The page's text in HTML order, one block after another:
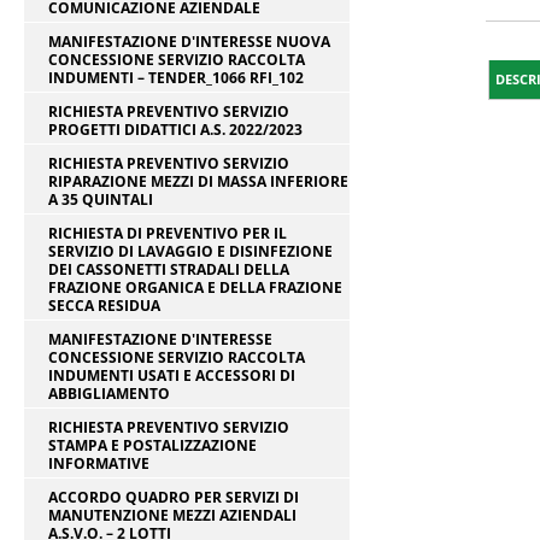
COMUNICAZIONE AZIENDALE
MANIFESTAZIONE D'INTERESSE NUOVA
CONCESSIONE SERVIZIO RACCOLTA
INDUMENTI – TENDER_1066 RFI_102
RICHIESTA PREVENTIVO SERVIZIO
PROGETTI DIDATTICI A.S. 2022/2023
RICHIESTA PREVENTIVO SERVIZIO
RIPARAZIONE MEZZI DI MASSA INFERIORE
A 35 QUINTALI
RICHIESTA DI PREVENTIVO PER IL
SERVIZIO DI LAVAGGIO E DISINFEZIONE
DEI CASSONETTI STRADALI DELLA
FRAZIONE ORGANICA E DELLA FRAZIONE
SECCA RESIDUA
MANIFESTAZIONE D'INTERESSE
CONCESSIONE SERVIZIO RACCOLTA
INDUMENTI USATI E ACCESSORI DI
ABBIGLIAMENTO
RICHIESTA PREVENTIVO SERVIZIO
STAMPA E POSTALIZZAZIONE
INFORMATIVE
ACCORDO QUADRO PER SERVIZI DI
MANUTENZIONE MEZZI AZIENDALI
A.S.V.O. – 2 LOTTI